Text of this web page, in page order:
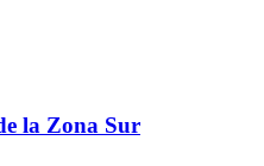
la Zona Sur